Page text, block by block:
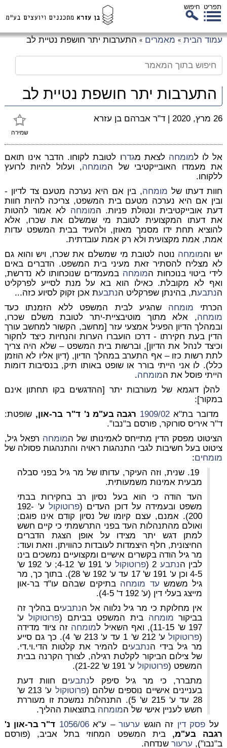
תפריט חיפוש
עמוד הבית » מאמרים » התערבות יתר חושפת נטיית לב
התערבות יתר חושפת נטיית לב
שמירה
26 מרץ, 2020 | ד"ר אברהם בן עזרא
אל לו למומחה לצאת מגדרו לטובת לקוחו. הדבר אינו תואם
את מעמדו האובייקטיבי של המומחה, ועלול להיות לרועץ
ללקוחו.
חוות דעתו של מומחה, בין אם היא נערכה מטעם צד לדיון -
ובין אם היא נערכה מטעם בית המשפט, צריכה להיות חוות
דעת אובייקטיבית ונטולת פניות. המומחה לא אמור להטות
את דעתו המקצועית לטובת מי שמשלם את שכרו, אלא
להוציא תחת ידו מסמך מאוזן, ולהעיד בבית המשפט עדות
אמת, אמת מקצועית ולא רק אמת עובדתית.
יש והמומחה נוטה לטובת מי שמשלם את שכרו, ויש והוא גם
לא מצליח להסתיר זאת מעיני בית המשפט. הדברים באים
לידי ביטוי בנוכחות המומחה במעמדים שנוכחותו לא נדרשת,
ואף לא מקובלת. כאילו הוא בא על מנת לסייע לפרקליט
הנתבעת, בהינתן שפרקליט הנתבעת אכן זקוק לסיוע כזה...
הכרתי מומחה שהגיע לבית המשפט ללא הזמנתו כעד
מומחה, אלא מתוך מוטיבציית-יתר לטובת משלם שכרו,
ובמהלך הדיון הפעיל אמצעי עזר [מחשב, הקשור למחשב עורך
הדין בעת חקירתו - דרכו הועברו הערות והנחיות כיצד לחקור
וכיצד לנהל את הדיון], וברשות בית המשפט – שלא היה צריך
לתת רשות כזו – אף התערב במהלך הדיון, (דיון אליו לא הוזמן
כלל). לו אני הייתי בורר או שופט באותו תיק, בנסיבות דומות
הייתי פוסל את המומחה.
להלן דוגמא של מעורבות יתר [ההדגשים בקו תחתון אינם
במקור]:
מדובר בת"א 1909/02 רגבה בע"מ נ' ד"ר בר-און,שופטת:
ד"ר איריס סורוקר, פורסם ב"נבו".
הציטוט מפסק הדין מתייחס לאמינותו של המומחה רפאל גיל,
ציטוט בעל חשיבות לגבי התנהגות ראויה והתנהגות פסולה של
מומחים:
עדותו של מר גיל בפני סבלה
מבעית אמינות משמעותית.
העד הודה כי הוא בעל נסיון רב בחקירות בבתי
משפט ובעמידה על דוכן העדים (פרוטוקול
ע' 192-
200). אמנם, עצם קיומו של נסיון קודם אינו פוגם;
ואולם מהתנהלות העד בפני התרשמתי כי קיים חשש
למתן דגש יתר מצידו על אופן הצגת הדברים
החיצונית, חלף היצמדות לעובדות כהוויתן. וזאת ועוד:
מר גיל הודה בקשרים אישיים ומקצועיים נמשכים בינו
לבין הנתבע (פרוטוקול
ע' 191 ש' 4-12; ע' 192 ש'
4-5 וכן ע' 191 ש' 17 עד ע' 192 ש' 28). בתוך כך,
מר
גיל משמש עד מומחה בתיקים שבהם עו"ד בר-און
מייצג בעלי דין (ע' 192 ד' 4-5).
אין מחלוקת כי מר גילנלווה אל הנתבעים בהליך זה
בביקור מומחה בית המשפט בביתם (פרוטוקולע'
197 ש' 11-15), ואף
השאיל למומחה זה ציוד מדידה
(פרוטוקולע' 212 ש' 1 עד ע' 213 ש' 4).
כך גם סייע
מר גיל בידי הנתבעים להמיר את קלטות הדי.וי.די.
של צילום הביקור לקלטת רגילה, לצורך הקרנה בבית
המשפט (פרוטוקולע' 191 ש' 21-22).
מתברר, כי מר גיל סיפק לנתבעים חוות דעת
בעניינים אישיים נוספים שלהם (פרוטוקול
ע' 213 ש'
28 עד ע' 215 ש' 5).
התנהלות נמשכת זו מעוררת
חשש לעניין אישי של המומחה בתוצאות ההליך.
על פסק דין זה הוגש ערעור– ע"א1056/06 ד"ר בר-און נ'
רגבה בע"מ,בית המשפט המחוזי בתל אביב, (פורסם
ב"נבו"), ערעורשנדחה.